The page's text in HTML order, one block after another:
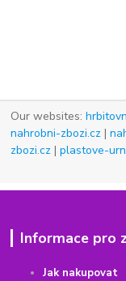
Our websites:
nahrobni-zbozi.cz |
zbozi.cz |plastove-
Informace pro
Jak nakupovat